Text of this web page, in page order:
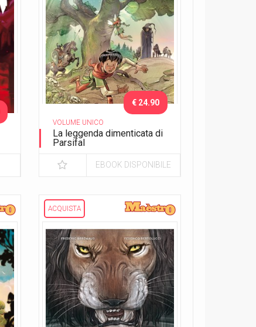
VOLUME UNICO
La leggenda dimenticata di
Parsifal
€ 24.90
EBOOK DISPONIBILE
ACQUISTA